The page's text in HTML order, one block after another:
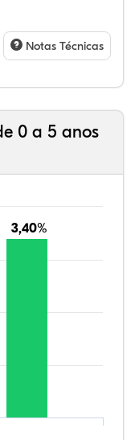
Notas Técnicas
0 a 5 anos
3,40%
3,40%